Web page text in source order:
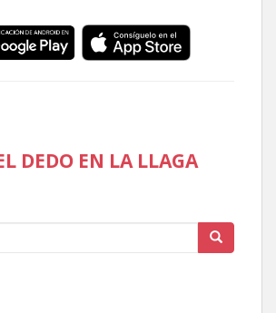
DEDO EN LA LLAGA